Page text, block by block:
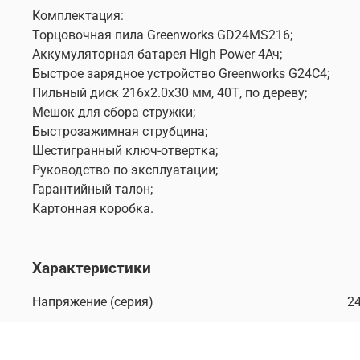
Комплектация:
Торцовочная пила Greenworks GD24MS216;
Аккумуляторная батарея High Power 4Ач;
Быстрое зарядное устройство Greenworks G24C4;
Пильный диск 216х2.0х30 мм, 40Т, по дереву;
Мешок для сбора стружки;
Быстрозажимная струбцина;
Шестигранный ключ-отвертка;
Руководство по эксплуатации;
Гарантийный талон;
Картонная коробка.
Характеристики
Напряжение (серия)